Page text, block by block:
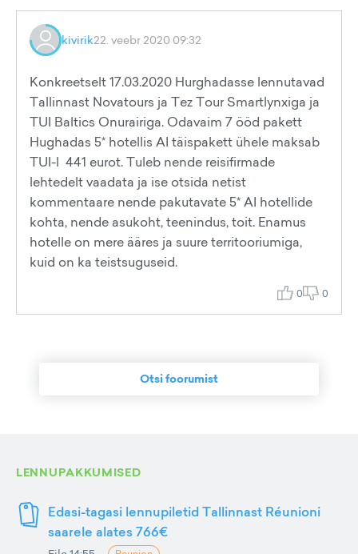
kivirik22. veebr 2020 09:32
Konkreetselt 17.03.2020 Hurghadasse lennutavad
Tallinnast Novatours ja Tez Tour Smartlynxiga ja
TUI Baltics Onurairiga. Odavaim 7 ööd pakett
Hughadas 5* hotellis AI täispakett ühele maksab
TUI-l 441 eurot. Tuleb nende reisifirmade
lehtedelt vaadata ja ise otsida netist
kommentaare nende pakutavate 5* AI hotellide
kohta, nende asukoht, teenindus, toit. Enamus
hotelle on mere ääres ja suure territooriumiga,
kuid on ka teistsuguseid.
0 0
Otsi foorumist
LENNUPAKKUMISED
Edasi-tagasi lennupiletid Tallinnast Réunioni
saarele alates 766€